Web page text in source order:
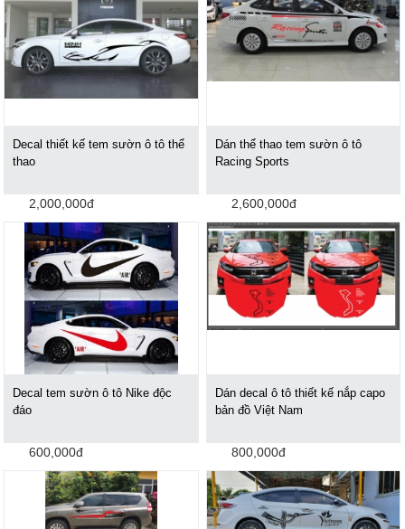
Decal thiết kế tem sườn ô tô thể
thao
2,000,000đ
Dán thể thao tem sườn ô tô
Racing Sports
2,600,000đ
Decal tem sườn ô tô Nike độc
đáo
600,000đ
Dán decal ô tô thiết kế nắp capo
bản đồ Việt Nam
800,000đ